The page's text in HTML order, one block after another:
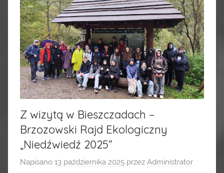
Z wizytą w Bieszczadach –
Brzozowski Rajd Ekologiczny
„Niedźwiedź 2025”
Napisano 13 października 2025 przez Administrator